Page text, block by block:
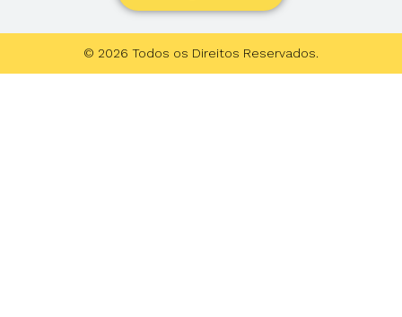
© 2026 Todos os Direitos Reservados.